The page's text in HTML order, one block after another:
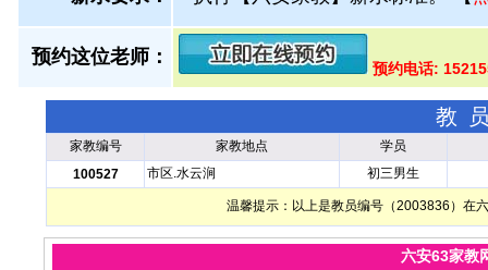
预约这位老师：
预约电话:
教
家教编号 家教地点
学员
100527
市区.水云涧 初三男生
温馨提示：以上是教员编号（2003836）在
六安63家教